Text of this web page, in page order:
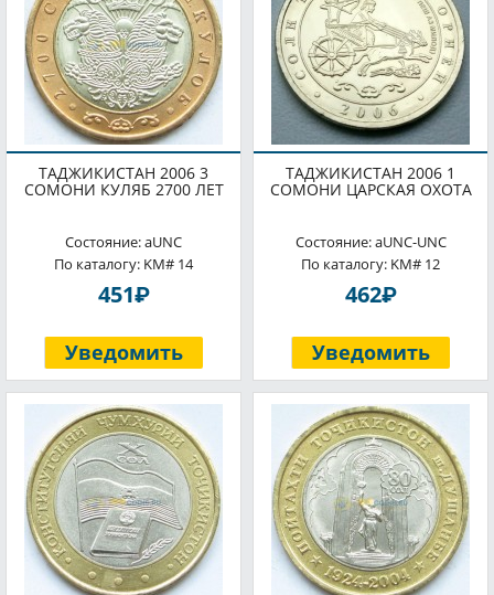
ТАДЖИКИСТАН 2006 3
СОМОНИ КУЛЯБ 2700 ЛЕТ
Состояние: aUNC
По каталогу: KM# 14
451P
Уведомить
ТАДЖИКИСТАН 2006 1
СОМОНИ ЦАРСКАЯ ОХОТА
Состояние: aUNC-UNC
По каталогу: KM# 12
462P
Уведомить